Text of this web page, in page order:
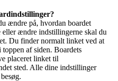
ændre på, hvordan boardet
ændre indstillingerne skal du
Du finder normalt linket ved at
af siden. Boardets
placeret linket til
sted. Alle dine indstillinger